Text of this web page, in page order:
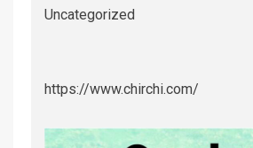
Uncategorized
https://www.chirchi.com/